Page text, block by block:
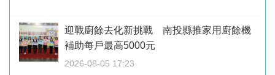
迎戰廚餘去化新挑戰 南投縣推家用廚餘機
補助每戶最高5000元
2026-08-05 17:23